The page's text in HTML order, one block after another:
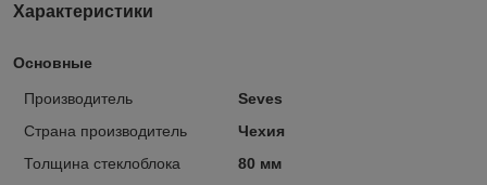
Характеристики
Основные
Производитель
Seves
Страна производитель
Чехия
Толщина стеклоблока
80 мм